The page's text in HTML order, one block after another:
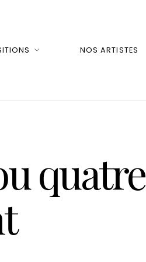
NOS ARTISTES
quatre